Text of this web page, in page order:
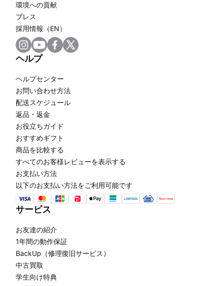
環境への貢献
プレス
採用情報（EN）
ヘルプ
ヘルプセンター
お問い合わせ方法
配送スケジュール
返品・返金
お役立ちガイド
おすすめギフト
商品を比較する
すべてのお客様レビューを表示する
お支払い方法
以下のお支払い方法をご利用可能です
サービス
お友達の紹介
1年間の動作保証
BackUp（修理復旧サービス）
中古買取
学生向け特典